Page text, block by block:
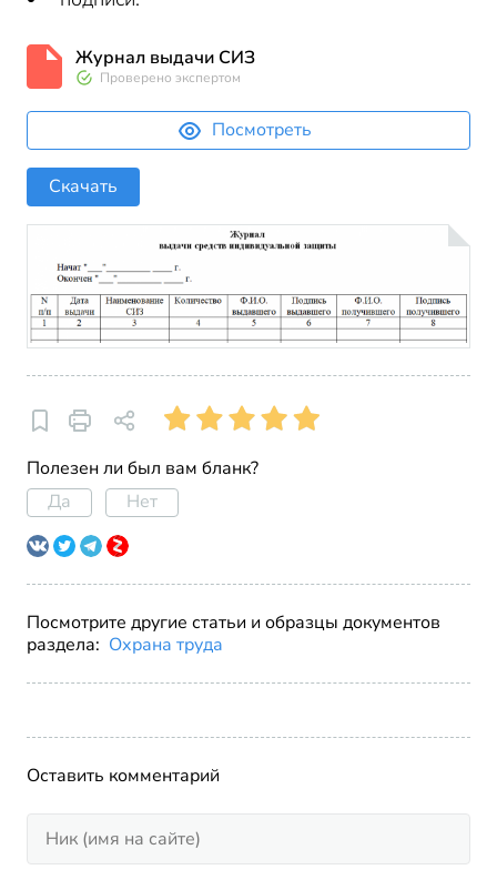
Журнал выдачи СИЗ
Проверено экспертом
Посмотреть
Скачать
Полезен ли был вам бланк?
Да
Нет
Посмотрите другие статьи и образцы документов
раздела: Охрана труда
Оставить комментарий